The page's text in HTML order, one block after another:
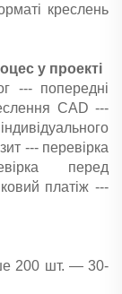
креслень
у проекті
--- попередні
CAD ---
--- перевірка
перед
платіж ---
200 шт. — 30-